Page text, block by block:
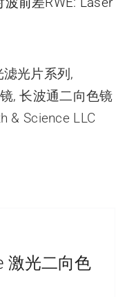
光片系列 ,
,长波通二向色镜
& Science LLC
光二向色